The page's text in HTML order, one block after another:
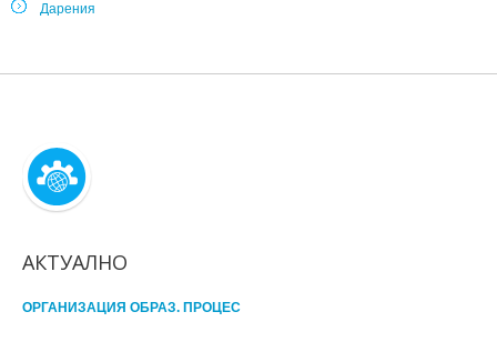
Дарения
АКТУАЛНО
ОРГАНИЗАЦИЯ ОБРАЗ. ПРОЦЕС